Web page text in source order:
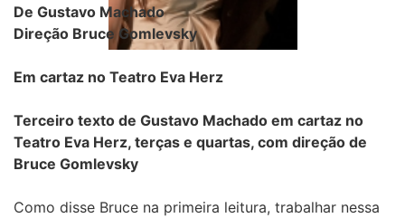
De Gustavo Machado
Direção Bruce Gomlevsky
Em cartaz no Teatro Eva Herz
Terceiro texto de Gustavo Machado em cartaz no
Teatro Eva Herz, terças e quartas, com direção de
Bruce Gomlevsky
Como disse Bruce na primeira leitura, trabalhar nessa